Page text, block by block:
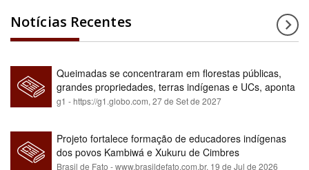
Notícias Recentes
Queimadas se concentraram em florestas públicas,
grandes propriedades, terras indígenas e UCs, aponta
relatório
g1 - https://g1.globo.com,27 de Set de 2027
Projeto fortalece formação de educadores indígenas
dos povos Kambiwá e Xukuru de Cimbres
Brasil de Fato - www.brasildefato.com.br, 19 de Jul de 2026